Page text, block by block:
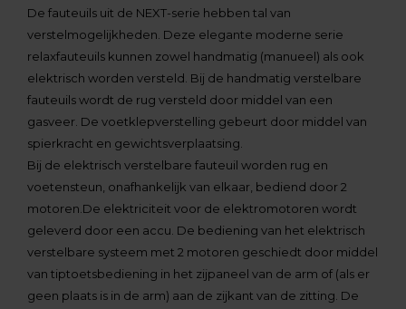
De fauteuils uit de NEXT-serie hebben tal van
verstelmogelijkheden. Deze elegante moderne serie
relaxfauteuils kunnen zowel handmatig (manueel) als ook
elektrisch worden versteld. Bij de handmatig verstelbare
fauteuils wordt de rug versteld door middel van een
gasveer. De voetklepverstelling gebeurt door middel van
spierkracht en gewichtsverplaatsing.
Bij de elektrisch verstelbare fauteuil worden rug en
voetensteun, onafhankelijk van elkaar, bediend door 2
motoren.De elektriciteit voor de elektromotoren wordt
geleverd door een accu. De bediening van het elektrisch
verstelbare systeem met 2 motoren geschiedt door middel
van tiptoetsbediening in het zijpaneel van de arm of (als er
geen plaats is in de arm) aan de zijkant van de zitting. De